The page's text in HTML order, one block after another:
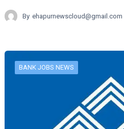
By ehapurnewscloud@gmail.com
BANK JOBS NEWS